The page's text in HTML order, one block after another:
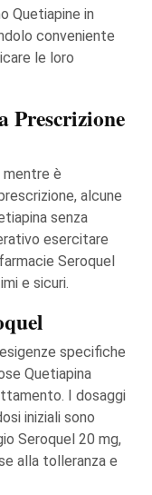
Quetiapine in
conveniente
le loro
Prescrizione
mentre è
alcune
senza
esercitare
Seroquel
e sicuri.
specifiche
Quetiapina
I dosaggi
iniziali sono
Seroquel 20 mg,
alla tolleranza e